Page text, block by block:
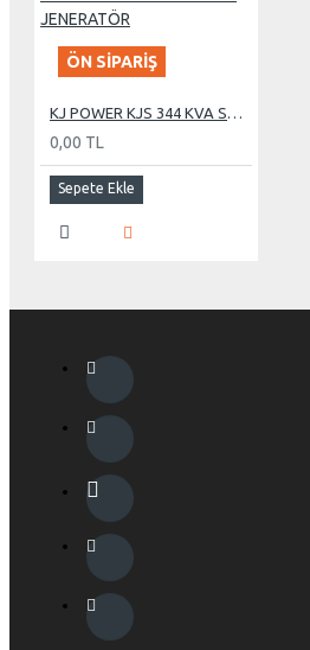
ÖN SIPARIŞ
KJ POWER KJS 344 KVA SDEC MOTORLU OTOMATİK KABİNLİ DİZEL JENERATÖR
0,00 TL
Sepete Ekle